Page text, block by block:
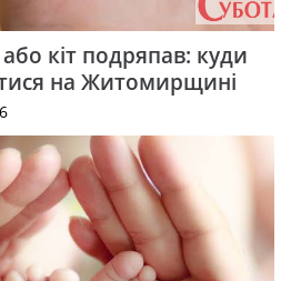
кіт подряпав: куди
на Житомирщині